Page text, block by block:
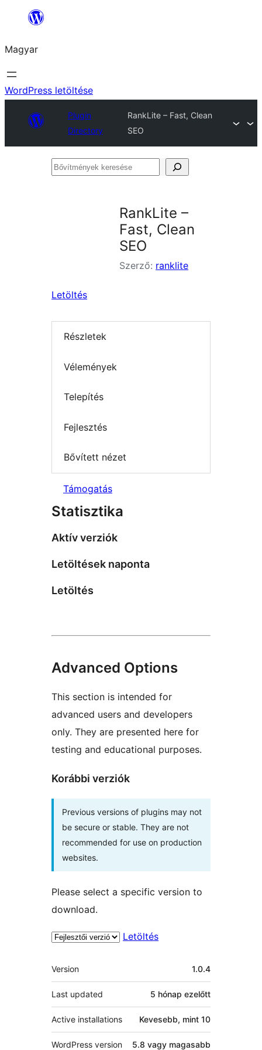
Ugrás
tartalomhoz
Magyar
WordPress letöltése
Plugin
Directory
RankLite – Fast, Clean
SEO
Bővítmények
RankLite –
Fast, Clean
SEO
Szerző: ranklite
Letöltés
Részletek
Vélemények
Telepítés
Fejlesztés
Bővített nézet
Támogatás
Statisztika
Aktív verziók
Letöltések naponta
Letöltés
Advanced Options
This section is intended for
advanced users and developers
only. They are presented here for
testing and educational purposes.
Korábbi verziók
Previous versions of plugins may not
be secure or stable. They are not
recommended for use on production
websites.
Please select a specific version to
download.
Letöltés
Meta
Version 1.0.4
Last updated 5 hónap ezelőtt
Active installations Kevesebb, mint 10
WordPress version 5.8 vagy magasabb